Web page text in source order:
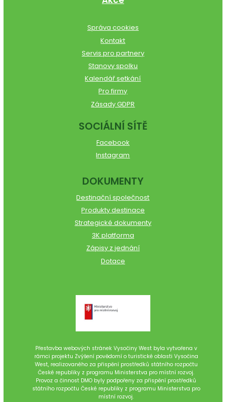
Správa cookies
Kontakt
Servis pro partnery
Stanovy spolku
Kalendář setkání
Pro firmy
Zásady GDPR
SOCIÁLNÍ SÍTĚ
Facebook
Instagram
DOKUMENTY
Destinační společnost
Produkty destinace
Strategické dokumenty
3K platforma
Zápisy z jednání
Dotace
Přestavba webových stránek Vysočiny West byla vytvořena v
rámci projektu Zvýšení povědomí o turistické oblasti Vysočina
West, realizovaného za přispění prostředků státního rozpočtu
České republiky z programu Ministerstva pro místní rozvoj.
Provoz a činnost DMO byly podpořeny za přispění prostředků
státního rozpočtu České republiky z programu Ministerstva pro
místní rozvoj.